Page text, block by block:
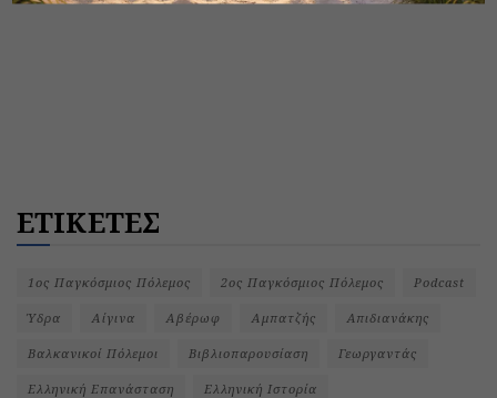
ΕΤΙΚΕΤΕΣ
1ος Παγκόσμιος Πόλεμος 2ος Παγκόσμιος Πόλεμος Podcast
Ύδρα Αίγινα Αβέρωφ Αμπατζής Απιδιανάκης
Βαλκανικοί Πόλεμοι Βιβλιοπαρουσίαση Γεωργαντάς
Ελληνική Επανάσταση Ελληνική Ιστορία